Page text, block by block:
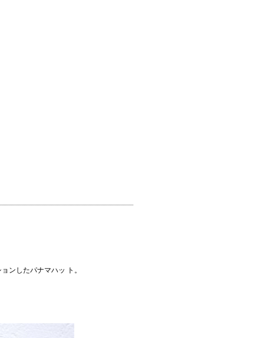
ンしたパナマハッ ト。